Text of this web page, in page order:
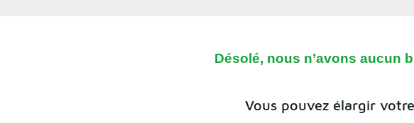
Désolé, nous n’avons aucun
Vous pouvez élargir